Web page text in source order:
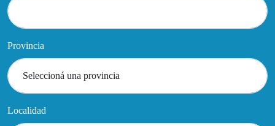
Provincia
Localidad